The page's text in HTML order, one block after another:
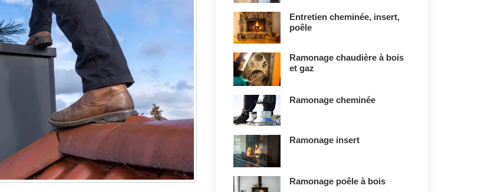
Entretien cheminée, insert,
poêle
Ramonage chaudière à bois
et gaz
Ramonage cheminée
Ramonage insert
Ramonage poêle à bois